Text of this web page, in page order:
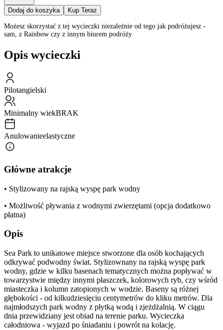
Dodaj do koszyka Kup Teraz
Możesz skorzystać z tej wycieczki niezależnie od tego jak podróżujesz -
sam, z Rainbow czy z innym biurem podróży
Opis wycieczki
Pilotangielski
Minimalny wiekBRAK
Anulowanieelastyczne
Główne atrakcje
• Stylizowany na rajską wyspę park wodny
• Możliwość pływania z wodnymi zwierzętami (opcja dodatkowo
płatna)
Opis
Sea Park to unikatowe miejsce stworzone dla osób kochających
odkrywać podwodny świat. Stylizownany na rajską wyspę park
wodny, gdzie w kilku basenach tematycznych można popływać w
towarzystwie między innymi płaszczek, kolorowych ryb, czy wśród
miasteczka i kolumn zatopionych w wodzie. Baseny są różnej
głębokości - od kilkudziesięciu centymetrów do kliku metrów. Dla
najmłodszych park wodny z płytką wodą i zjeżdżalnią. W ciągu
dnia przewidziany jest obiad na terenie parku. Wycieczka
całodniowa - wyjazd po śniadaniu i powrót na kolację.